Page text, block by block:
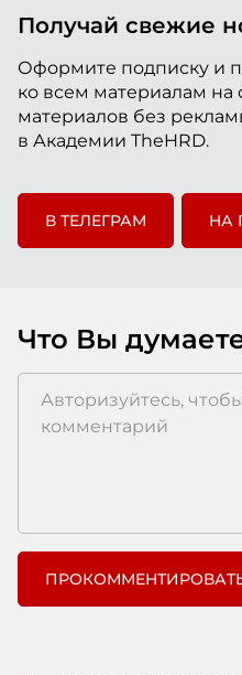
Получай свежие
Оформите подписку и
ко всем материалам на
материалов без
в Академии TheHRD.
В ТЕЛЕГРАМ НА
Что Вы